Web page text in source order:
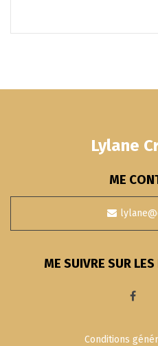
Lylane
ME
ME SUIVRE SUR
Conditions